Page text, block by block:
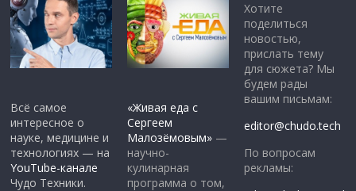
Всё самое
интересное о
науке, медицине и
технологиях — на
YouTube-канале
Чудо Техники.
«Живая еда с
Сергеем
Малозёмовым» —
научно-
кулинарная
программа о том,
Хотите
поделиться
новостью,
прислать тему
для сюжета? Мы
будем рады
вашим письмам:
editor@chudo.tech
По вопросам
рекламы: